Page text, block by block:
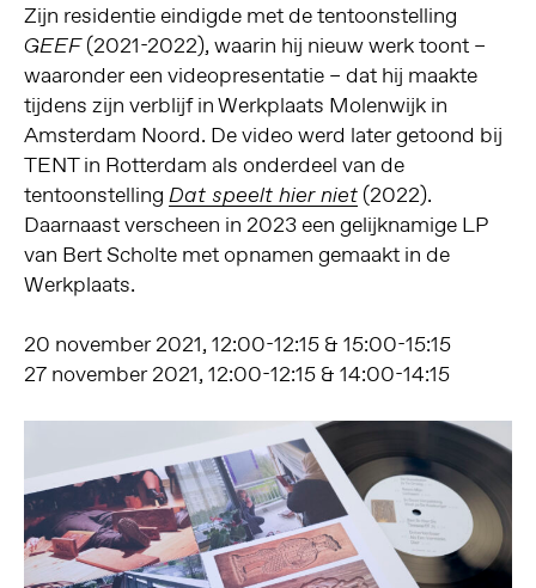
Zijn residentie eindigde met de tentoonstelling
GEEF(2021-2022), waarin hij nieuw werk toont –
waaronder een videopresentatie – dat hij maakte
tijdens zijn verblijf in Werkplaats Molenwijk in
Amsterdam Noord. De video werd later getoond bij
TENT in Rotterdam als onderdeel van de
tentoonstelling Dat speelt hier niet(2022).
Daarnaast verscheen in 2023 een gelijknamige LP
van Bert Scholte met opnamen gemaakt in de
Werkplaats.
20 november 2021, 12:00-12:15 & 15:00-15:15
27 november 2021, 12:00-12:15 & 14:00-14:15